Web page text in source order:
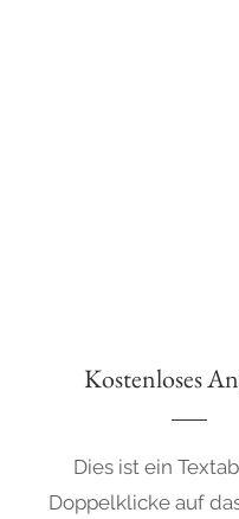
Kostenloses
Dies ist ein
Doppelklicke auf